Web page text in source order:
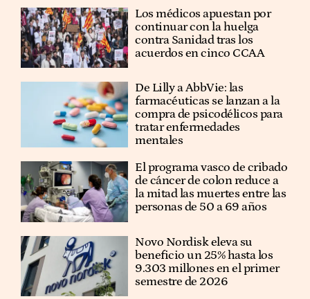
Los médicos apuestan por
continuar con la huelga
contra Sanidad tras los
acuerdos en cinco CCAA
De Lilly a AbbVie: las
farmacéuticas se lanzan a la
compra de psicodélicos para
tratar enfermedades
mentales
El programa vasco de cribado
de cáncer de colon reduce a
la mitad las muertes entre las
personas de 50 a 69 años
Novo Nordisk eleva su
beneficio un 25% hasta los
9.303 millones en el primer
semestre de 2026